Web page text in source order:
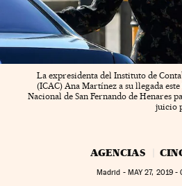
La expresidenta del Instituto de
(ICAC) Ana Martínez a su llegada
Nacional de San Fernando de Henares
juicio
AGENCIAS
Madrid - MAY27, 2019 -